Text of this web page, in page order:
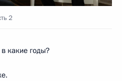
2
какие годы?